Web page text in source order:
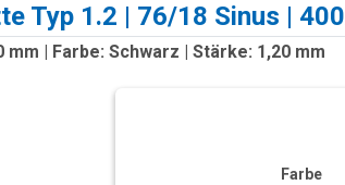
Typ 1.2 | 76/18 Sinus |
mm | Farbe: Schwarz | Stärke: 1,20 mm
Farbe